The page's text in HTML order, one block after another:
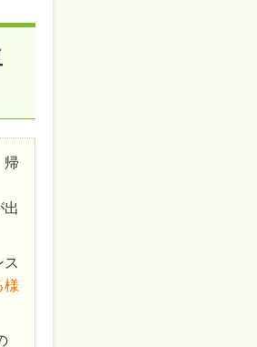
帰
出
ス
様